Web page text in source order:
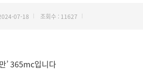
07-18 조회수 : 11627
’ 365mc입니다